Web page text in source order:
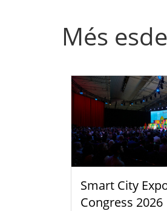
Més
Smart City
Congress 2026